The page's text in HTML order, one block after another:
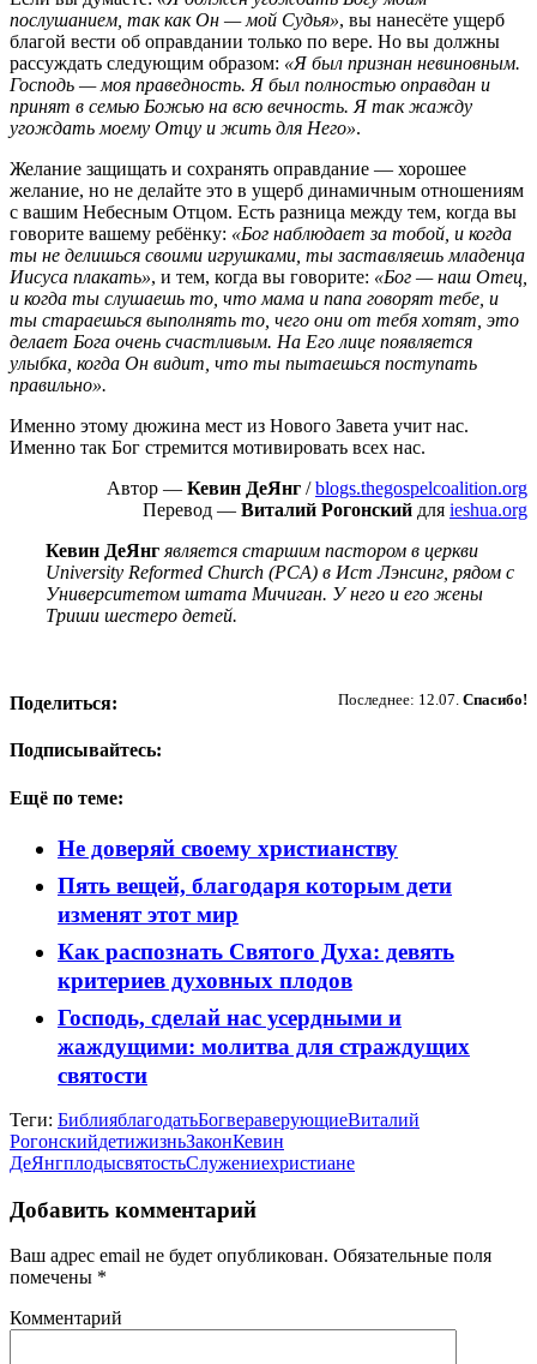
послушанием, так как Он — мой Судья», вы нанесёте ущерб
благой вести об оправдании только по вере. Но вы должны
рассуждать следующим образом: «Я был признан невиновным.
Господь — моя праведность. Я был полностью оправдан и
принят в семью Божью на всю вечность. Я так жажду
угождать моему Отцу и жить для Него».
Желание защищать и сохранять оправдание — хорошее
желание, но не делайте это в ущерб динамичным отношениям
с вашим Небесным Отцом. Есть разница между тем, когда вы
говорите вашему ребёнку: «Бог наблюдает за тобой, и когда
ты не делишься своими игрушками, ты заставляешь младенца
Иисуса плакать», и тем, когда вы говорите: «Бог — наш Отец,
и когда ты слушаешь то, что мама и папа говорят тебе, и
ты стараешься выполнять то, чего они от тебя хотят, это
делает Бога очень счастливым. На Его лице появляется
улыбка, когда Он видит, что ты пытаешься поступать
правильно».
Именно этому дюжина мест из Нового Завета учит нас.
Именно так Бог стремится мотивировать всех нас.
Автор — Кевин ДеЯнг /blogs.thegospelcoalition.org
Перевод — Виталий Рогонский для ieshua.org
Кевин ДеЯнг является старшим пастором в церкви
University Reformed Church (PCA) в Ист Лэнсинг, рядом с
Университетом штата Мичиган. У него и его жены
Триши шестеро детей.
Последнее: 12.07. Спасибо!
Поделиться:
Подписывайтесь:
Ещё по теме:
Не доверяй своему христианству
Пять вещей, благодаря которым дети
изменят этот мир
Как распознать Святого Духа: девять
критериев духовных плодов
Господь, сделай нас усердными и
жаждущими: молитва для страждущих
святости
Теги: БиблияблагодатьБогвераверующиеВиталий
РогонскийдетижизньЗаконКевин
ДеЯнгплодысвятостьСлужениехристиане
Добавить комментарий
Ваш адрес email не будет опубликован. Обязательные поля
помечены *
Комментарий